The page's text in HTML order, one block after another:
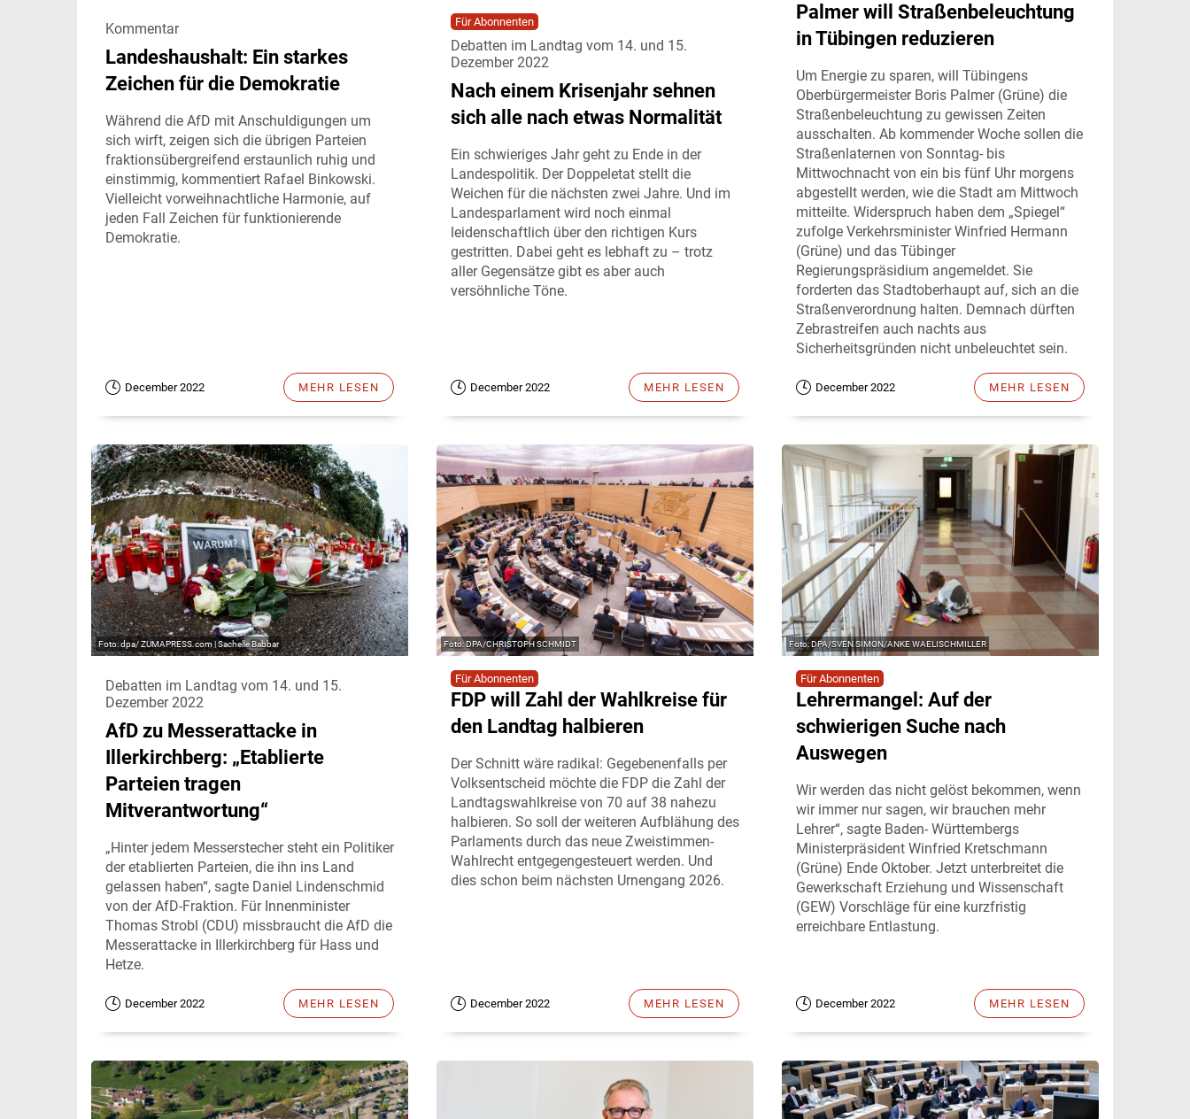
Kommentar
Landeshaushalt: Ein starkes
Zeichen für die Demokratie
Während die AfD mit Anschuldigungen um
sich wirft, zeigen sich die übrigen Parteien
fraktionsübergreifend erstaunlich ruhig und
einstimmig, kommentiert Rafael Binkowski.
Vielleicht vorweihnachtliche Harmonie, auf
jeden Fall Zeichen für funktionierende
Demokratie.
December 2022 MEHR LESEN
Für Abonnenten
Debatten im Landtag vom 14. und 15.
Dezember 2022
Nach einem Krisenjahr sehnen
sich alle nach etwas Normalität
Ein schwieriges Jahr geht zu Ende in der
Landespolitik. Der Doppeletat stellt die
Weichen für die nächsten zwei Jahre. Und im
Landesparlament wird noch einmal
leidenschaftlich über den richtigen Kurs
gestritten. Dabei geht es lebhaft zu – trotz
aller Gegensätze gibt es aber auch
versöhnliche Töne.
December 2022 MEHR LESEN
Palmer will Straßenbeleuchtung
in Tübingen reduzieren
Um Energie zu sparen, will Tübingens
Oberbürgermeister Boris Palmer (Grüne) die
Straßenbeleuchtung zu gewissen Zeiten
ausschalten. Ab kommender Woche sollen die
Straßenlaternen von Sonntag- bis
Mittwochnacht von ein bis fünf Uhr morgens
abgestellt werden, wie die Stadt am Mittwoch
mitteilte. Widerspruch haben dem „Spiegel“
zufolge Verkehrsminister Winfried Hermann
(Grüne) und das Tübinger
Regierungspräsidium angemeldet. Sie
forderten das Stadtoberhaupt auf, sich an die
Straßenverordnung halten. Demnach dürften
Zebrastreifen auch nachts aus
Sicherheitsgründen nicht unbeleuchtet sein.
December 2022 MEHR LESEN
dpa/ ZUMAPRESS.com | Sachelle Babbar
Debatten im Landtag vom 14. und 15.
Dezember 2022
AfD zu Messerattacke in
Illerkirchberg: „Etablierte
Parteien tragen
Mitverantwortung“
„Hinter jedem Messerstecher steht ein Politiker
der etablierten Parteien, die ihn ins Land
gelassen haben“, sagte Daniel Lindenschmid
von der AfD-Fraktion. Für Innenminister
Thomas Strobl (CDU) missbraucht die AfD die
Messerattacke in Illerkirchberg für Hass und
Hetze.
December 2022 MEHR LESEN
DPA/CHRISTOPH SCHMIDT
Für Abonnenten
FDP will Zahl der Wahlkreise für
den Landtag halbieren
Der Schnitt wäre radikal: Gegebenenfalls per
Volksentscheid möchte die FDP die Zahl der
Landtagswahlkreise von 70 auf 38 nahezu
halbieren. So soll der weiteren Aufblähung des
Parlaments durch das neue Zweistimmen-
Wahlrecht entgegengesteuert werden. Und
dies schon beim nächsten Urnengang 2026.
December 2022 MEHR LESEN
DPA/SVEN SIMON/ANKE WAELISCHMILLER
Für Abonnenten
Lehrermangel: Auf der
schwierigen Suche nach
Auswegen
Wir werden das nicht gelöst bekommen, wenn
wir immer nur sagen, wir brauchen mehr
Lehrer“, sagte Baden- Württembergs
Ministerpräsident Winfried Kretschmann
(Grüne) Ende Oktober. Jetzt unterbreitet die
Gewerkschaft Erziehung und Wissenschaft
(GEW) Vorschläge für eine kurzfristig
erreichbare Entlastung.
December 2022 MEHR LESEN